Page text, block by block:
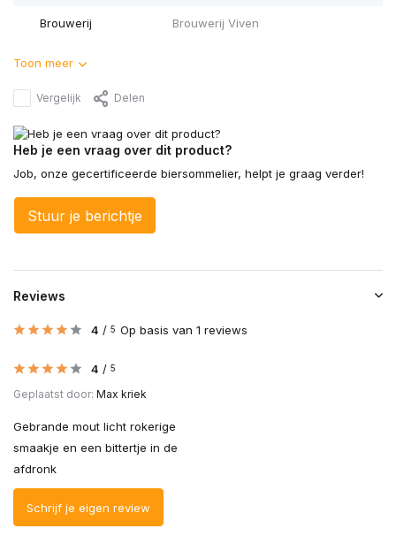
Brouwerij Brouwerij Viven
Toon meer
Vergelijk Delen
Heb je een vraag over dit product?
Job, onze gecertificeerde biersommelier, helpt je graag verder!
Stuur je berichtje
Reviews
4 / 5 Op basis van 1 reviews
4 / 5
Geplaatst door: Max kriek
Gebrande mout licht rokerige
smaakje en een bittertje in de
afdronk
Schrijf je eigen review